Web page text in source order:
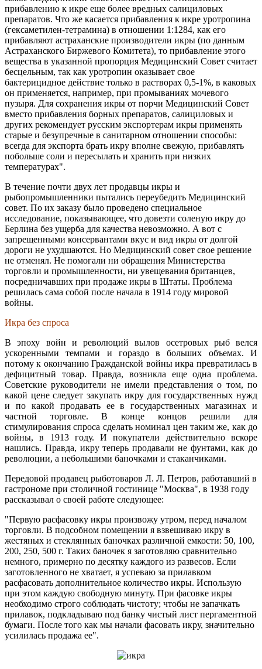
прибавлению к икре еще более вредных салициловых
препаратов. Что же касается прибавления к икре уротропина
(гексаметилен-тетрамина) в отношении 1:1284, как его
прибавляют астраханские производители икры (по данным
Астраханского Биржевого Комитета), то прибавление этого
вещества в указанной пропорция Медицинский Совет считает
бесцельным, так как уротропин оказывает свое
бактерицидное действие только в растворах 0,5-1%, в каковых
он применяется, например, при промываниях мочевого
пузыря. Для сохранения икры от порчи Медицинский Совет
вместо прибавления борных препаратов, салициловых и
других рекомендует русским экспортерам икры применять
старые и безупречные в санитарном отношении способы:
всегда для экспорта брать икру вполне свежую, прибавлять
побольше соли и пересылать и хранить при низких
температурах".
В течение почти двух лет продавцы икры и
рыбопромышленники пытались переубедить Медицинский
совет. По их заказу было проведено специальное
исследование, показывающее, что довезти соленую икру до
Берлина без ущерба для качества невозможно. А вот с
запрещенными консервантами вкус и вид икры от долгой
дороги не ухудшаются. Но Медицинский совет свое решение
не отменял. Не помогали ни обращения Министерства
торговли и промышленности, ни увещевания британцев,
посредничавших при продаже икры в Штаты. Проблема
решилась сама собой после начала в 1914 году мировой
войны.
Икра без спроса
В эпоху войн и революций вылов осетровых рыб велся
ускоренными темпами и гораздо в больших объемах. И
потому к окончанию Гражданской войны икра превратилась в
дефицитный товар. Правда, возникла еще одна проблема.
Советские руководители не имели представления о том, по
какой цене следует закупать икру для государственных нужд
и по какой продавать ее в государственных магазинах и
частной торговле. В конце концов решили для
стимулирования спроса сделать номинал цен таким же, как до
войны, в 1913 году. И покупатели действительно вскоре
нашлись. Правда, икру теперь продавали не фунтами, как до
революции, а небольшими баночками и стаканчиками.
Передовой продавец рыботоваров Л. Л. Петров, работавший в
гастрономе при столичной гостинице "Москва", в 1938 году
рассказывал о своей работе следующее:
"Первую расфасовку икры произвожу утром, перед началом
торговли. В подсобном помещении я взвешиваю икру в
жестяных и стеклянных баночках различной емкости: 50, 100,
200, 250, 500 г. Таких баночек я заготовляю сравнительно
немного, примерно по десятку каждого из развесов. Если
заготовленного не хватает, я успеваю за прилавком
расфасовать дополнительное количество икры. Использую
при этом каждую свободную минуту. При фасовке икры
необходимо строго соблюдать чистоту; чтобы не запачкать
прилавок, подкладываю под банку чистый лист пергаментной
бумаги. После того как мы начали фасовать икру, значительно
усилилась продажа ее".